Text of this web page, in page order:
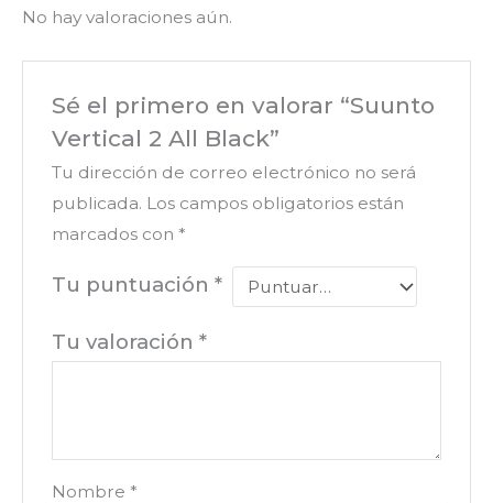
No hay valoraciones aún.
Sé el primero en valorar “Suunto
Vertical 2 All Black”
Tu dirección de correo electrónico no será
publicada. Los campos obligatorios están
marcados con *
Tu puntuación *
Tu valoración *
Nombre *